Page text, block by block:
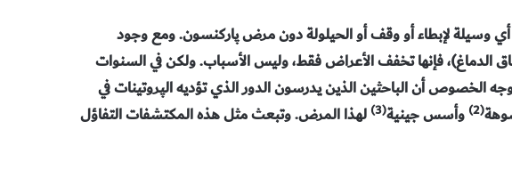
أي وسيلة لإبطاء أو وقف أو الحيلولة دون مرض پاركنسون. ومع وجود
الدماغ)، فإنها تخفف الأعراض فقط، وليس الأسباب. ولكن في السنوات
الخصوص أن الباحثين الذين يدرسون الدور الذي تؤديه الپروتينات في
(2) وأسس جينية(3)
لهذا المرض. وتبعث مثل هذه المكتشفات التفاؤل